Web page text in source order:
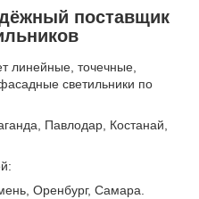
поставщик
линейные, точечные,
светильники по
Павлодар, Костанай,
Оренбург, Самара.